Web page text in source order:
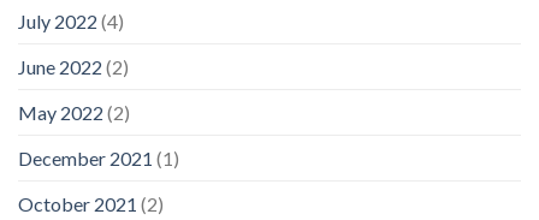
July 2022 (4)
June 2022 (2)
May 2022 (2)
December 2021 (1)
October 2021 (2)